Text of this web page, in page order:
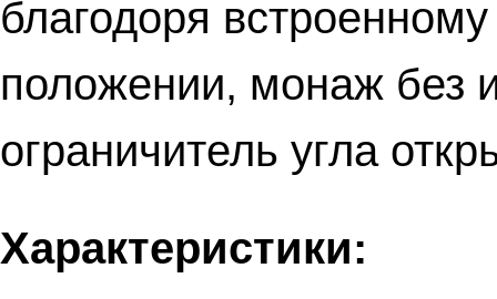
благодоря
положении, монаж без
ограничитель угла
Характеристики: